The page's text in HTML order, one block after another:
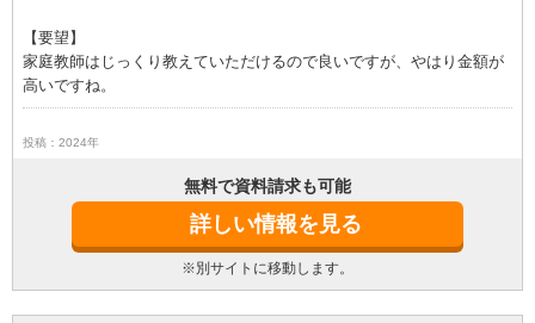
【要望】
家庭教師はじっくり教えていただけるので良いですが、やはり金額が
高いですね。
投稿：2024年
無料で資料請求も可能
詳しい情報を見る
※別サイトに移動します。